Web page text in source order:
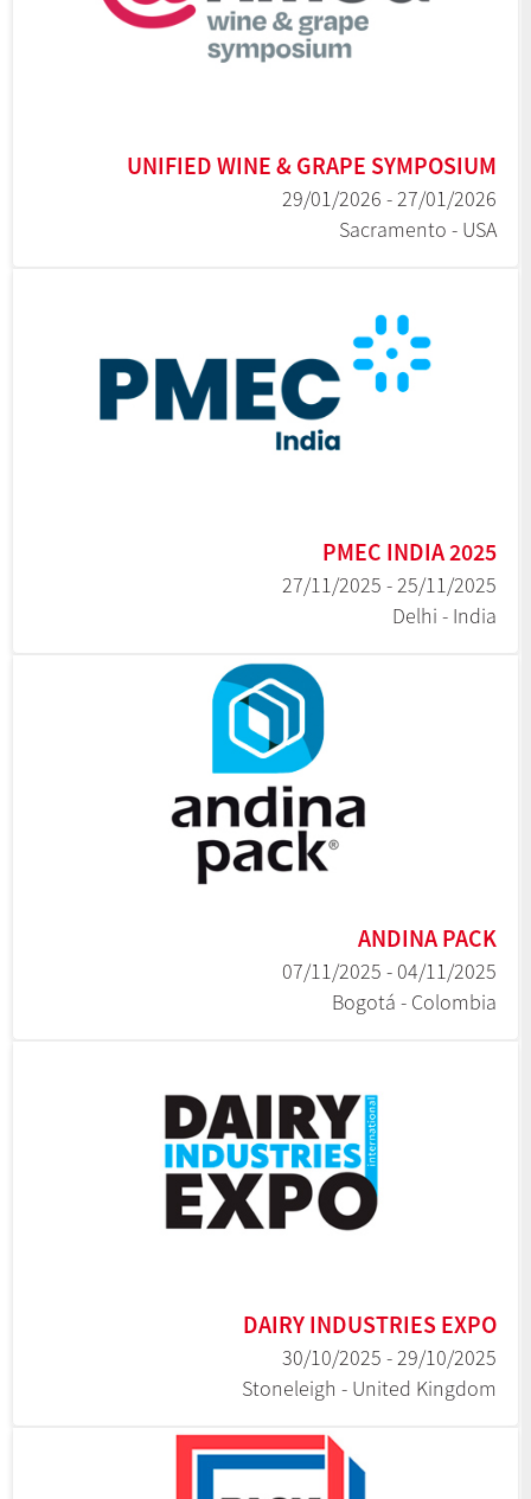
UNIFIED WINE & GRAPE SYMPOSIUM
27/01/2026 - 29/01/2026
Sacramento - USA
PMEC INDIA 2025
25/11/2025 - 27/11/2025
Delhi - India
ANDINA PACK
04/11/2025 - 07/11/2025
Bogotá - Colombia
DAIRY INDUSTRIES EXPO
29/10/2025 - 30/10/2025
Stoneleigh - United Kingdom